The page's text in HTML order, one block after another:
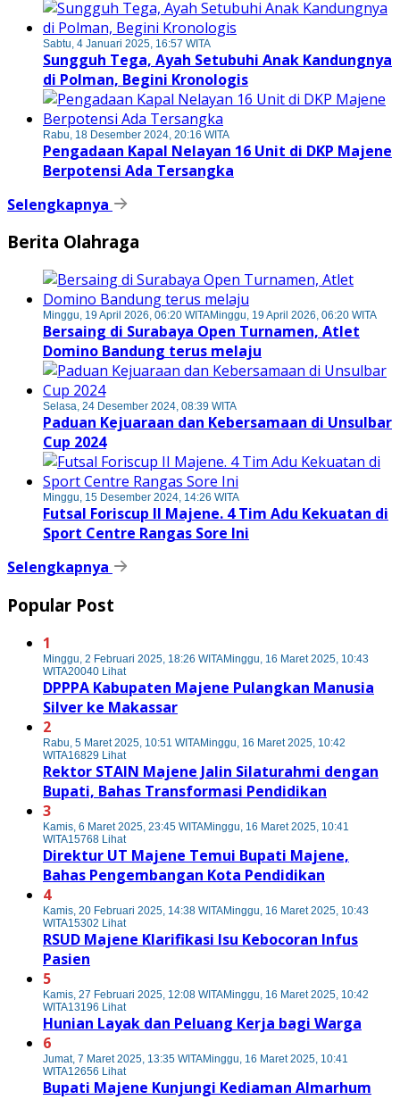
Sabtu, 4 Januari 2025, 16:57 WITA
Sungguh Tega, Ayah Setubuhi Anak Kandungnya
di Polman, Begini Kronologis
Rabu, 18 Desember 2024, 20:16 WITA
Pengadaan Kapal Nelayan 16 Unit di DKP Majene
Berpotensi Ada Tersangka
Selengkapnya
Berita Olahraga
Minggu, 19 April 2026, 06:20 WITAMinggu, 19 April 2026, 06:20 WITA
Bersaing di Surabaya Open Turnamen, Atlet
Domino Bandung terus melaju
Selasa, 24 Desember 2024, 08:39 WITA
Paduan Kejuaraan dan Kebersamaan di Unsulbar
Cup 2024
Minggu, 15 Desember 2024, 14:26 WITA
Futsal Foriscup II Majene. 4 Tim Adu Kekuatan di
Sport Centre Rangas Sore Ini
Selengkapnya
Popular Post
1
Minggu, 2 Februari 2025, 18:26 WITAMinggu, 16 Maret 2025, 10:43
WITA20040 Lihat
DPPPA Kabupaten Majene Pulangkan Manusia
Silver ke Makassar
2
Rabu, 5 Maret 2025, 10:51 WITAMinggu, 16 Maret 2025, 10:42
WITA16829 Lihat
Rektor STAIN Majene Jalin Silaturahmi dengan
Bupati, Bahas Transformasi Pendidikan
3
Kamis, 6 Maret 2025, 23:45 WITAMinggu, 16 Maret 2025, 10:41
WITA15768 Lihat
Direktur UT Majene Temui Bupati Majene,
Bahas Pengembangan Kota Pendidikan
4
Kamis, 20 Februari 2025, 14:38 WITAMinggu, 16 Maret 2025, 10:43
WITA15302 Lihat
RSUD Majene Klarifikasi Isu Kebocoran Infus
Pasien
5
Kamis, 27 Februari 2025, 12:08 WITAMinggu, 16 Maret 2025, 10:42
WITA13196 Lihat
Hunian Layak dan Peluang Kerja bagi Warga
6
Jumat, 7 Maret 2025, 13:35 WITAMinggu, 16 Maret 2025, 10:41
WITA12656 Lihat
Bupati Majene Kunjungi Kediaman Almarhum